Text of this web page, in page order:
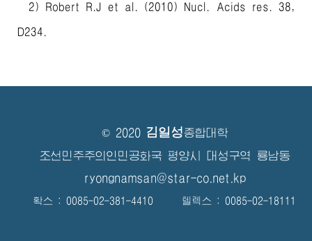
2) Robert R.J et al. (2010) Nucl. Acids res. 38,
D234.
© 2020 김일성종합대학
조선민주주의인민공화국 평양시 대성구역 룡남동
ryongnamsan@star-co.net.kp
확스 : 0085-02-381-4410 텔렉스 : 0085-02-18111